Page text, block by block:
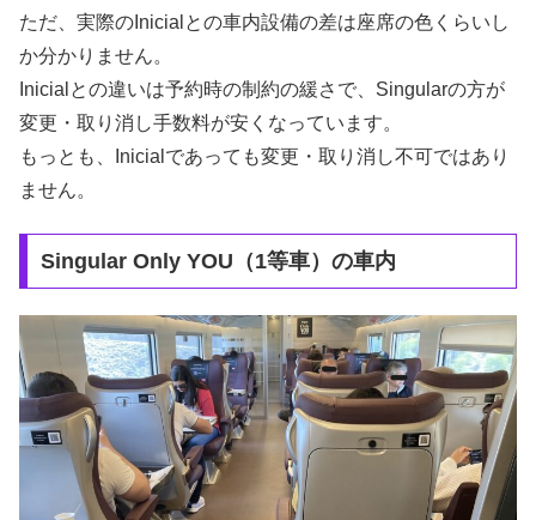
ただ、実際のInicialとの車内設備の差は座席の色くらいし
か分かりません。
Inicialとの違いは予約時の制約の緩さで、Singularの方が
変更・取り消し手数料が安くなっています。
もっとも、Inicialであっても変更・取り消し不可ではあり
ません。
Singular Only YOU（1等車）の車内